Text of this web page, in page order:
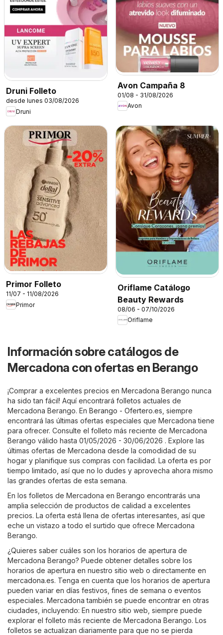
Druni Folleto
desde lunes 03/08/2026
Druni
Avon Campaña 8
01/08 - 31/08/2026
Avon
Primor Folleto
11/07 - 11/08/2026
Primor
Oriflame Catálogo
Beauty Rewards
08/06 - 07/10/2026
Oriflame
Información sobre catálogos de
Mercadona con ofertas en Berango
¡Comprar a excelentes precios en Mercadona Berango nunca
ha sido tan fácil! Aquí encontrará folletos actuales de
Mercadona Berango. En Berango - Ofertero.es , siempre
encontrará las últimas ofertas especiales que Mercadona tiene
para ofrecer. Consulte el folleto más reciente de Mercadona
Berango válido hasta 01/05/2026 - 30/06/2026 . Explore las
últimas ofertas de Mercadona desde la comodidad de su
hogar y planifique sus compras con facilidad. La oferta es por
tiempo limitado, así que no lo dudes y aprovecha ahora mismo
las grandes ofertas de esta semana.
En los folletos de Mercadona en Berango encontrarás una
amplia selección de productos de calidad a excelentes
precios. La oferta está llena de ofertas interesantes, así que
eche un vistazo a todo el surtido que ofrece Mercadona
Berango.
¿Quieres saber cuáles son los horarios de apertura de
Mercadona Berango? Puede obtener detalles sobre los
horarios de apertura en nuestro sitio web o directamente en
mercadona.es. Tenga en cuenta que los horarios de apertura
pueden variar en días festivos, fines de semana o eventos
especiales. Mercadona también se puede encontrar en otras
ciudades, incluyendo: En nuestro sitio web, siempre puede
explorar el folleto más reciente de Mercadona Berango. Los
folletos se actualizan diariamente para que no se pierda